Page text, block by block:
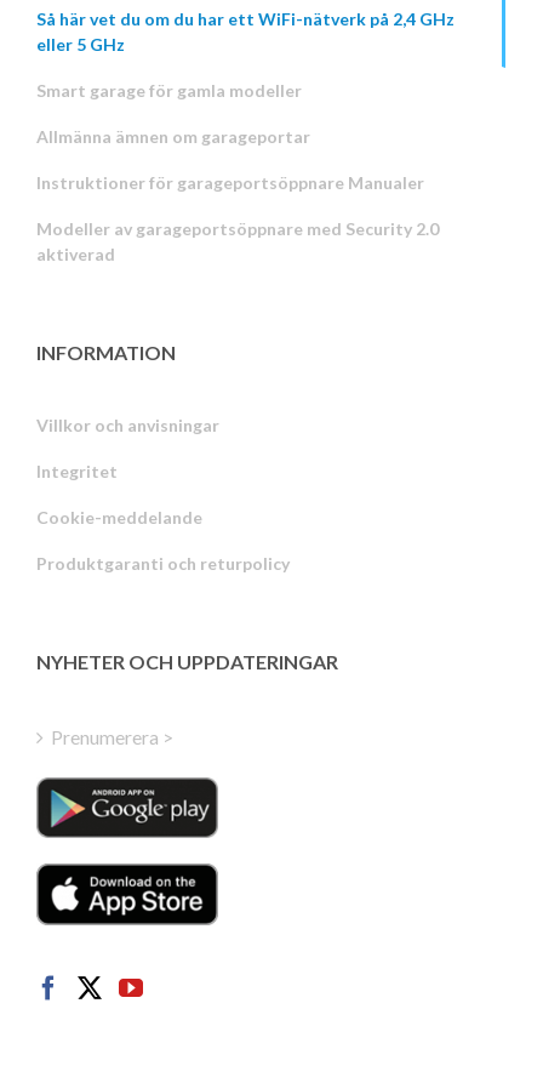
Så här vet du om du har ett WiFi-nätverk på 2,4 GHz
eller 5 GHz
Smart garage för gamla modeller
Allmänna ämnen om garageportar
Instruktioner för garageportsöppnare Manualer
Modeller av garageportsöppnare med Security 2.0
aktiverad
INFORMATION
Villkor och anvisningar
Integritet
Cookie-meddelande
Produktgaranti och returpolicy
NYHETER OCH UPPDATERINGAR
Prenumerera >